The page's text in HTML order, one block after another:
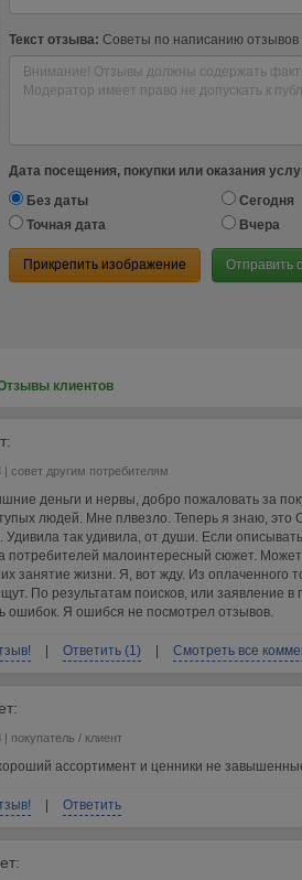
Текст отзыва: Советы по написанию отзывов
Дата посещения, покупки или оказания
Без даты
Сегодня
Точная дата
Вчера
Прикрепить изображение Отправить
клиентов
| совет другим потребителям
деньги и нервы, добро пожаловать за
людей. Мне плвезло. Теперь я знаю,
Удивила так удивила, от души. Если
потребителей малоинтересный сюжет. Может
занятие жизни. Я, вот жду. Из оплаченного
По результатам поисков, или заявление
ошибок. Я ошибся не посмотрел отзывов.
Ответить (1) Смотреть все
| покупатель / клиент
ассортимент и ценники не
Ответить